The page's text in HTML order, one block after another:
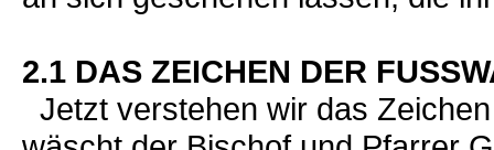
2.1 DAS ZEICHEN DER
Jetzt verstehen wir das